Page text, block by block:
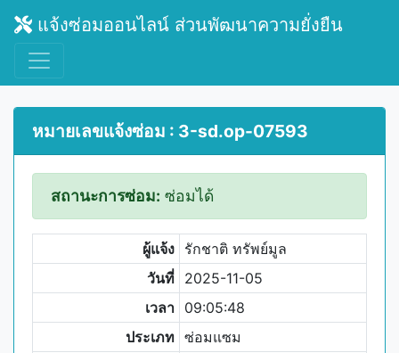
แจ้งซ่อมออนไลน์ ส่วนพัฒนาความยั่งยืน
หมายเลขแจ้งซ่อม : 3-sd.op-07593
สถานะการซ่อม: ซ่อมได้
ผู้แจ้ง รักชาติ ทรัพย์มูล
วันที่ 2025-11-05
เวลา 09:05:48
ประเภท ซ่อมแซม